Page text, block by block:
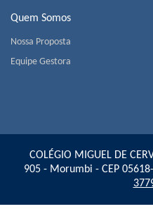
Quem Somos
Nossa Proposta
Equipe Gestora
COLÉGIO MIGUEL DE
905 - Morumbi - CEP